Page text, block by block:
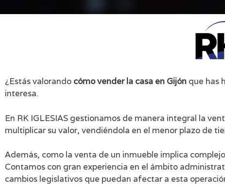
¿Estás valorando cómovender la casa en Gijón que has
interesa.
En RK IGLESIAS gestionamos de manera integral la
multiplicar su valor, vendiéndola en el menor plazo de
Además, como la venta de un inmueble implica
Contamos con gran experiencia en el ámbito
cambios legislativos que puedan afectar a esta